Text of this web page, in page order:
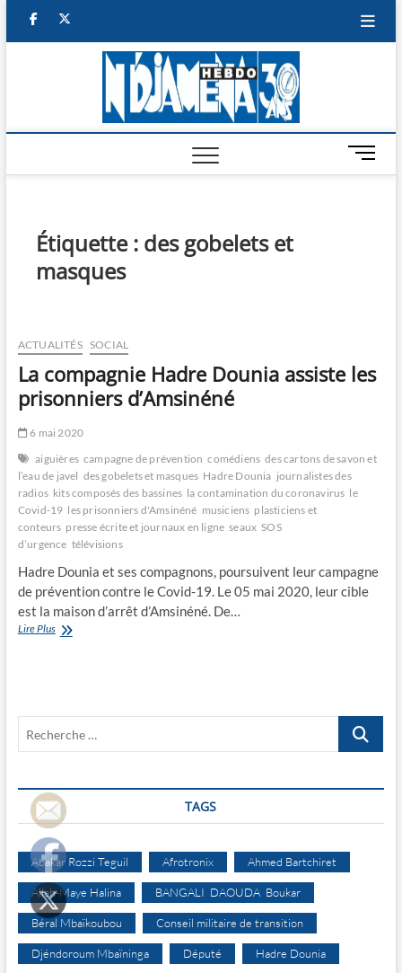
facebook
M
e
Étiquette : des gobelets et
masques
ACTUALITÉS SOCIAL
La compagnie Hadre Dounia assiste les
prisonniers d’Amsinéné
6 mai 2020
aiguières campagne de prévention comédiens des cartons de savon et
l’eau de javel des gobelets et masques Hadre Dounia journalistes des
radios kits composés des bassines la contamination du coronavirus le
Covid-19 les prisonniers d'Amsinéné musiciens plasticiens et
conteurs presse écrite et journaux en ligne seaux SOS
d’urgence télévisions
Hadre Dounia et ses compagnons, poursuivent leur campagne
de prévention contre le Covid-19. Le 05 mai 2020, leur cible
est la maison d’arrêt d’Amsinéné. De…
Lire PlusLa
d’Amsinéné
Recherche
TAGS
Abakar Rozzi Teguil Afrotronix Ahmed Bartchiret
Allah-Maye Halina BANGALI DAOUDA Boukar
Béral Mbaïkoubou Conseil militaire de transition
Djéndoroum Mbaïninga Député Hadre Dounia